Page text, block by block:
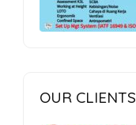
OUR CLIENTS